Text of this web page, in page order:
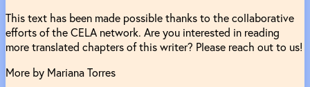
This text has been made possible thanks to the collaborative
efforts of the CELA network. Are you interested in reading
more translated chapters of this writer? Please reach out to us!
More by Mariana Torres